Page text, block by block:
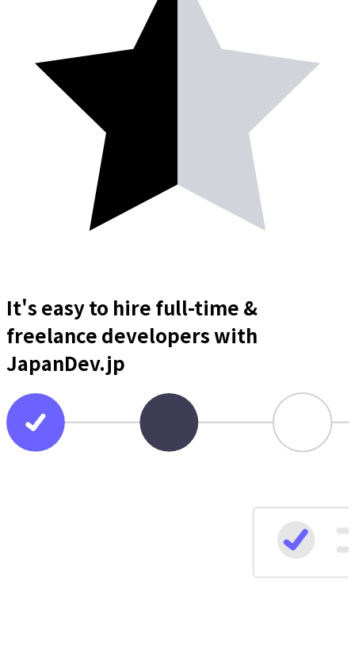
It's easy to hire full-time &
freelance developerswith
JapanDev.jp